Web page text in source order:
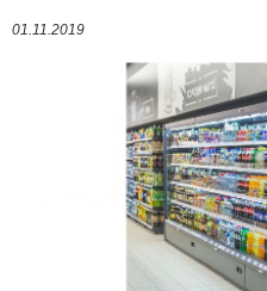
01.11.2019